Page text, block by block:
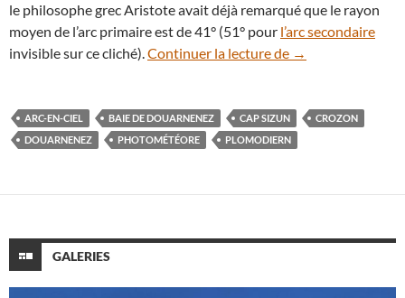
le philosophe grec Aristote avait déjà remarqué que le rayon
moyen de l’arc primaire est de 41° (51° pour l’arc secondaire
invisible sur ce cliché).Continuer la lecture de Arc-en-ciel dans
→
ARC-EN-CIEL BAIE DE DOUARNENEZ CAP SIZUN
CROZON
DOUARNENEZ
PHOTOMÉTÉORE PLOMODIERN
GALERIES